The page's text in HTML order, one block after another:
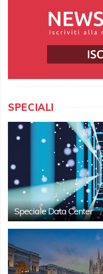
SPECIALI
Speciale Data Center